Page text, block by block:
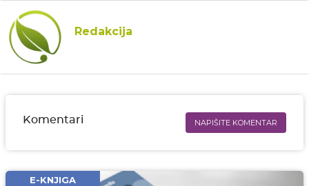
Redakcija
Komentari NAPIŠITE KOMENTAR
Email* obavezno
E-KNJIGA